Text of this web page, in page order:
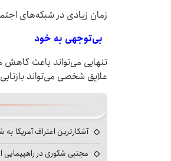
زمان زیادی در شبکه‌های
بی‌توجهی به خود
تنهایی می‌تواند باعث
علایق شخصی می‌تواند
آشکارترین اعتراف آمریکا به
مجتبی شکوری در راهپیمایی